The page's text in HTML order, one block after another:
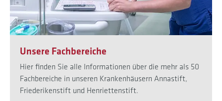
Unsere Fachbereiche
Hier finden Sie alle Informationen über die mehr als 50
Fachbereiche in unseren Krankenhäusern Annastift,
Friederikenstift und Henriettenstift.